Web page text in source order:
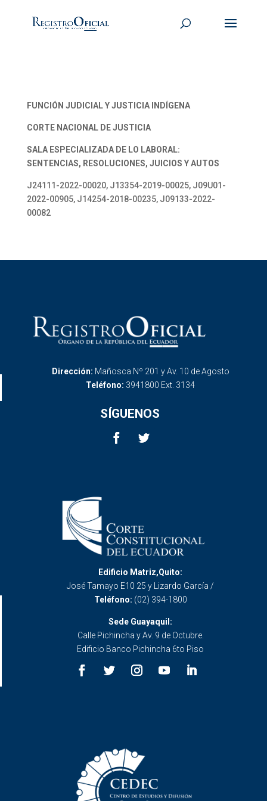
FUNCIÓN JUDICIAL Y JUSTICIA INDÍGENA
CORTE NACIONAL DE JUSTICIA
SALA ESPECIALIZADA DE LO LABORAL:
SENTENCIAS, RESOLUCIONES, JUICIOS Y AUTOS
J24111-2022-00020, J13354-2019-00025, J09U01-
2022-00905, J14254-2018-00235, J09133-2022-
00082
Dirección: Mañosca Nº 201 y Av. 10 de Agosto
Teléfono: 3941800 Ext. 3134
SÍGUENOS
Edificio Matriz,Quito:
José Tamayo E10 25 y Lizardo García /
Teléfono: (02) 394-1800
Sede Guayaquil:
Calle Pichincha y Av. 9 de Octubre.
Edificio Banco Pichincha 6to Piso